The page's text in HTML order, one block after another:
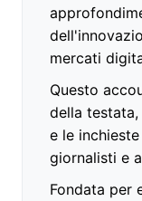
mercati
Questo
della
e le
giornalisti e
Fondata per